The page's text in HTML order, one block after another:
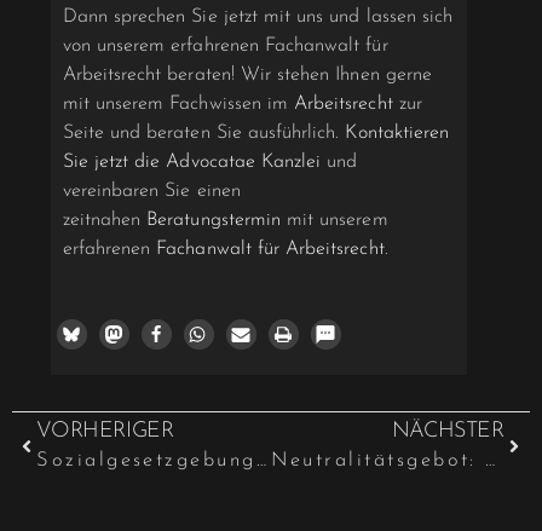
Dann sprechen Sie jetzt mit uns und lassen sich
von unserem erfahrenen Fachanwalt für
Arbeitsrecht beraten! Wir stehen Ihnen gerne
mit unserem Fachwissen im Arbeitsrechtzur
Seite und beraten Sie ausführlich. Kontaktieren
Sie jetzt die Advocatae Kanzlei und
vereinbaren Sie einen
zeitnahen Beratungstermin mit unserem
erfahrenen Fachanwalt für Arbeitsrecht.
VORHERIGER
Sozialgesetzgebung: Gesetzentwurf für moderne Arbeitsförderung 2024
NÄCHSTER
Neutralitätsgebot: Muss Verwaltung sichtbare Religionssymbole dulden?